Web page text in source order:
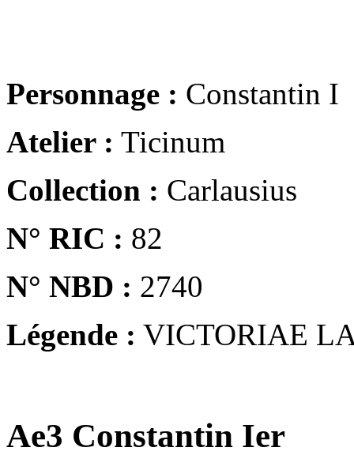
Personnage : Constantin I
Atelier : Ticinum
Collection : Carlausius
N° RIC : 82
N° NBD : 2740
Légende : VICTORIAE
Ae3 Constantin Ier